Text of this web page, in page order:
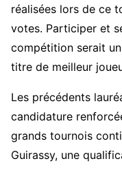
réalisées lors de ce
votes. Participer et
compétition serait
titre de meilleur
Les précédents
candidature
grands tournois
Guirassy, une